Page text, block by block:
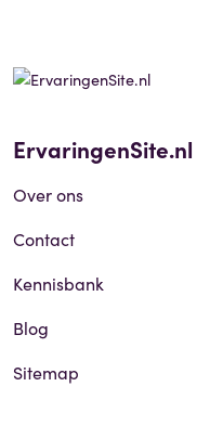
ErvaringenSite.nl
Over ons
Contact
Kennisbank
Blog
Sitemap